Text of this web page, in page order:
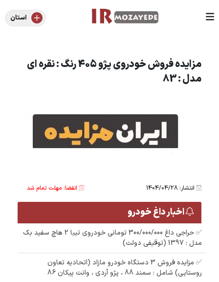
استان
مزایده فروش خودروی پژو 405 رنگ : نقره ای
مدل : 83
انتشار: 1404/04/28 انقضا: مهلت تمام شد
اخبار داغ خودرو
✅ حراجی داغ 300/000/000 تومانی خودروی تیبا 2 هاچ سفید بک
مدل : 1397 (توقیفی دولت)
✅ مزایده فروش 3 دستگاه خودرو مازاد (اتحادیه تعاون
روستایی) شامل : سمند 88 ، پژو آردی ، وانت پیکان 86